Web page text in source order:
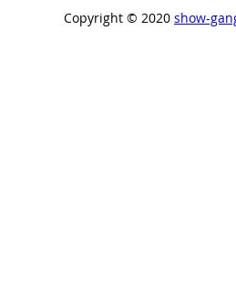
Copyright ©︎ 2020 show-